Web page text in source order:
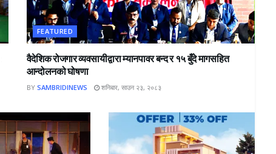
FEATURED
वैदेशिक रोजगार व्यवसायीद्वारा म्यानपावर बन्द र १५ बुँदे मागसहित
आन्दोलनको घोषणा
BY SAMBRIDINEWS शनिबार, साउन २३, २०८३